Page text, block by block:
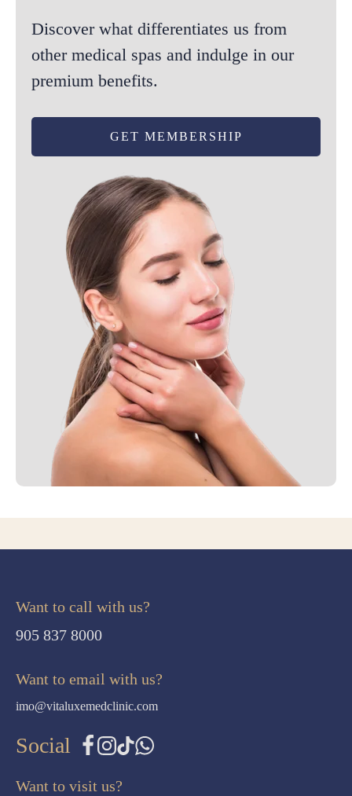
Discover what differentiates us from
other medical spas and indulge in our
premium benefits.
GET MEMBERSHIP
Want to call with us?
905 837 8000
Want to email with us?
imo@vitaluxemedclinic.com
Social
Want to visit us?